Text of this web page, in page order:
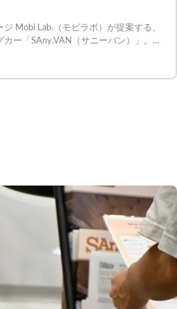
Mobi Lab.（モビラボ）が提案する、
ー「SAny.VAN（サニーバン）」。ハ
相談可能です。